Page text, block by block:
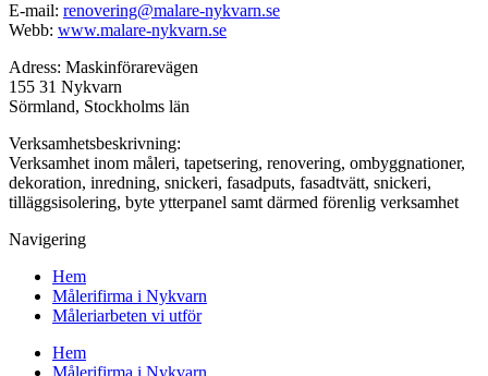
E-mail: renovering@malare-nykvarn.se
Webb: www.malare-nykvarn.se
Adress: Maskinförarevägen
155 31 Nykvarn
Sörmland, Stockholms län
Verksamhetsbeskrivning:
Verksamhet inom måleri, tapetsering, renovering, ombyggnationer,
dekoration, inredning, snickeri, fasadputs, fasadtvätt, snickeri,
tilläggsisolering, byte ytterpanel samt därmed förenlig verksamhet
Navigering
Hem
Målerifirma i Nykvarn
Måleriarbeten vi utför
Hem